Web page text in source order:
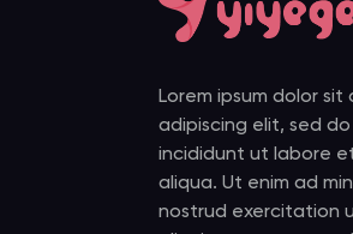
Lorem ipsum dolor
adipiscing elit, sed
incididunt ut labore
aliqua. Ut enim ad
nostrud exercitation